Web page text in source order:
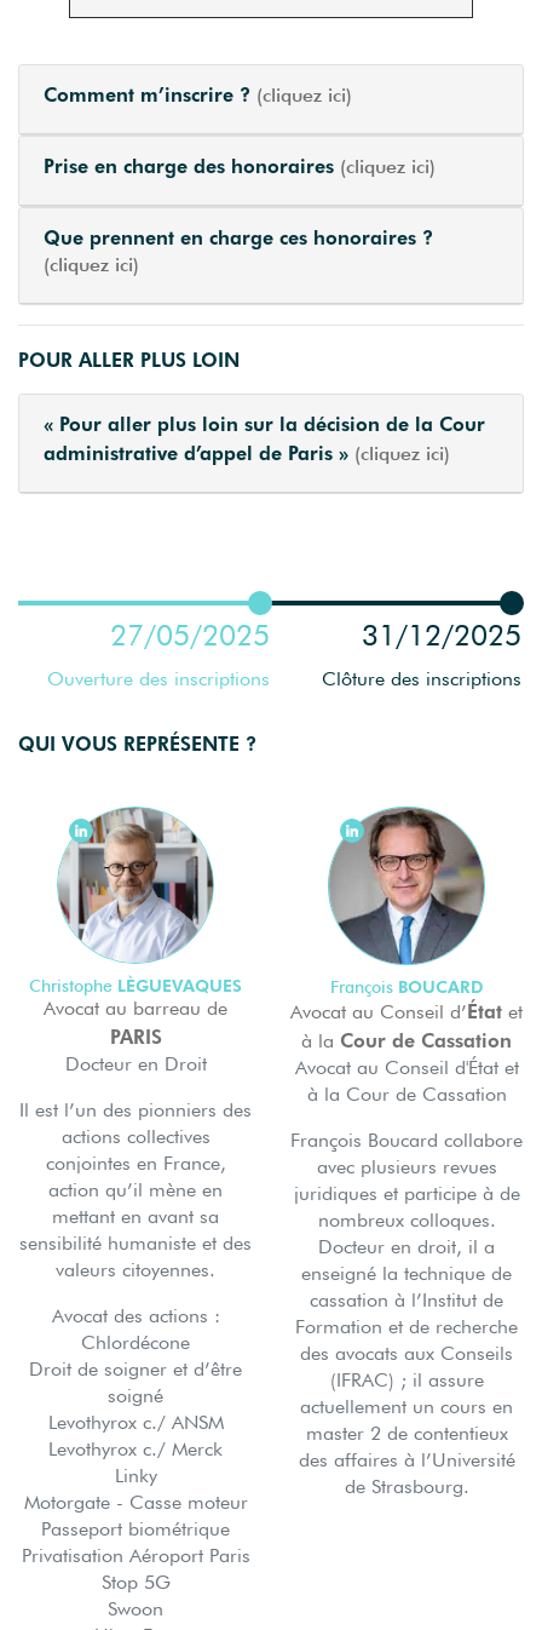
Comment m’inscrire ? (cliquez ici)
Prise en charge des honoraires (cliquez ici)
Que prennent en charge ces honoraires ?
(cliquez ici)
POUR ALLER PLUS LOIN
« Pour aller plus loin sur la décision de la Cour
administrative d’appel de Paris » (cliquez ici)
27/05/2025
Ouverture des inscriptions
31/12/2025
Clôture des inscriptions
QUI VOUS REPRÉSENTE ?
Christophe LÈGUEVAQUES
Avocat au barreau de
PARIS
Docteur en Droit
Il est l’un des pionniers des
actions collectives
conjointes en France,
action qu’il mène en
mettant en avant sa
sensibilité humaniste et des
valeurs citoyennes.
Avocat des actions :
Chlordécone
Droit de soigner et d’être
soigné
Levothyrox c./ ANSM
Levothyrox c./ Merck
Linky
Motorgate - Casse moteur
Passeport biométrique
Privatisation Aéroport Paris
Stop 5G
Swoon
François BOUCARD
Avocat au Conseil d’État et
à la Cour de Cassation
Avocat au Conseil d'État et
à la Cour de Cassation
François Boucard collabore
avec plusieurs revues
juridiques et participe à de
nombreux colloques.
Docteur en droit, il a
enseigné la technique de
cassation à l’Institut de
Formation et de recherche
des avocats aux Conseils
(IFRAC) ; il assure
actuellement un cours en
master 2 de contentieux
des affaires à l’Université
de Strasbourg.